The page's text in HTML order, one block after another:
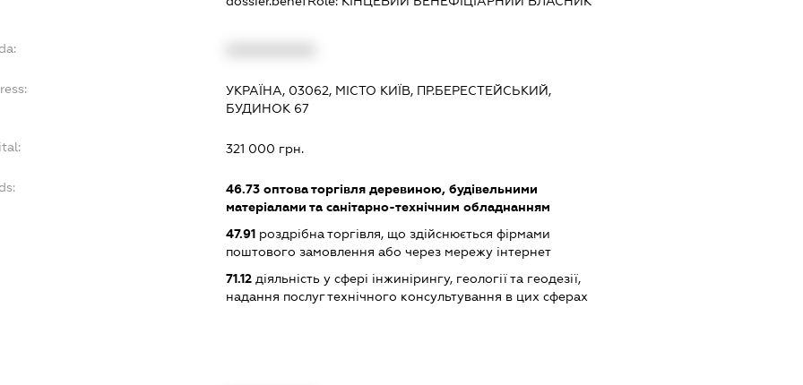
УКРАЇНА, 03062, МІСТО КИЇВ, ПР.БЕРЕСТЕЙСЬКИЙ,
БУДИНОК 67
321 000 грн.
46.73оптова торгівля деревиною, будівельними
матеріалами та санітарно-технічним обладнанням
47.91роздрібна торгівля, що здійснюється фірмами
поштового замовлення або через мережу інтернет
71.12діяльність у сфері інжинірингу, геології та геодезії,
надання послуг технічного консультування в цих сферах